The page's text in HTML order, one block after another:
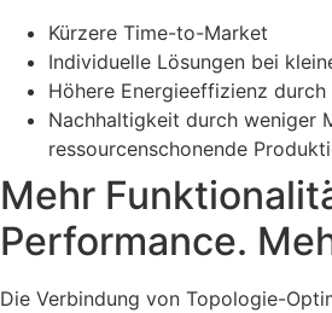
Kürzere Time-to-Market
Individuelle Lösungen bei
Höhere Energieeffizienz
Nachhaltigkeit durch weniger
ressourcenschonende
Mehr
Performance.
Die Verbindung von Topologie-